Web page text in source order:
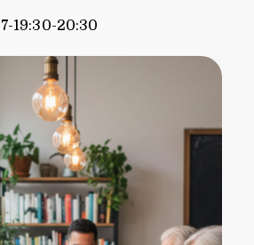
19:30-20:30